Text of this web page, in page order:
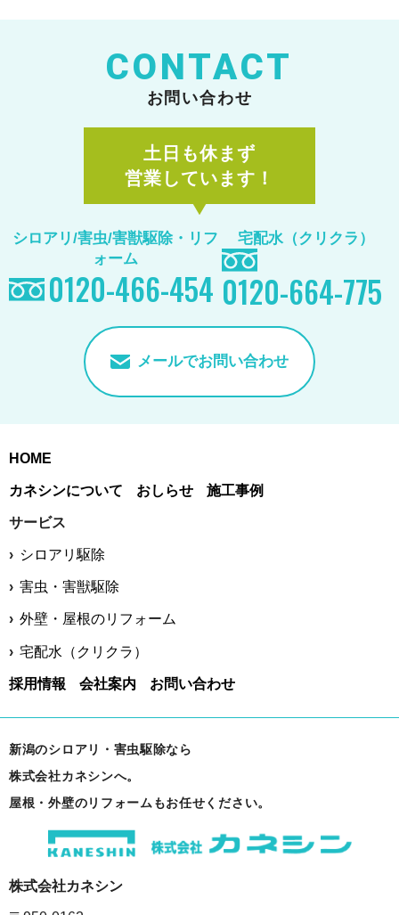
CONTACT
お問い合わせ
土日も休まず
営業しています！
シロアリ/害虫/害獣駆除・リフ
ォーム
0120-466-454
宅配水（クリクラ）
0120-664-775
メールでお問い合わせ
HOME
カネシンについて おしらせ 施工事例
サービス
シロアリ駆除
害虫・害獣駆除
外壁・屋根のリフォーム
宅配水（クリクラ）
採用情報 会社案内 お問い合わせ
新潟のシロアリ・害虫駆除なら
株式会社カネシンへ。
屋根・外壁のリフォームもお任せください。
株式会社カネシン